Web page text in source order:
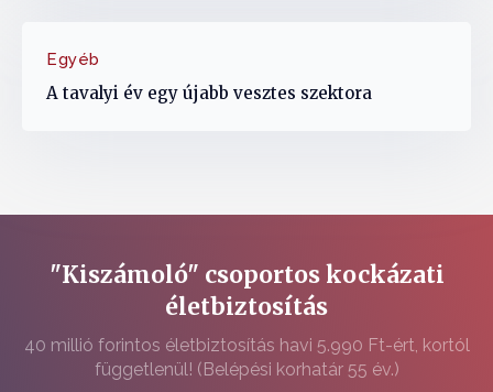
Egyéb
A tavalyi év egy újabb vesztes szektora
"Kiszámoló" csoportos kockázati
életbiztosítás
40 millió forintos életbiztosítás havi 5.990 Ft-ért, kortól
függetlenül! (Belépési korhatár 55 év.)